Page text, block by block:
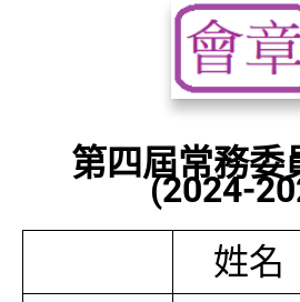
第四屆常務委
(2024-
姓名